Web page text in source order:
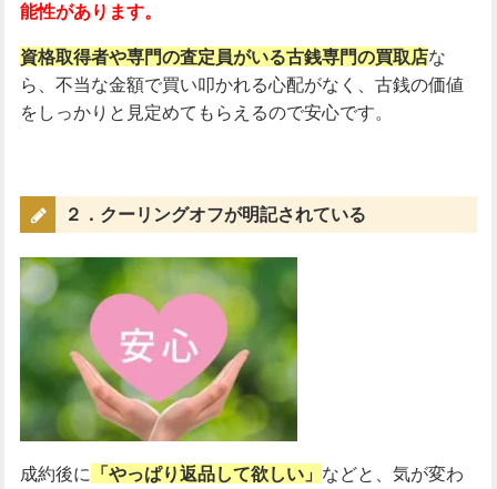
能性があります。
資格取得者や専門の査定員がいる古銭専門の買取店な
ら、不当な金額で買い叩かれる心配がなく、古銭の価値
をしっかりと見定めてもらえるので安心です。
２．クーリングオフが明記されている
成約後に 「やっぱり返品して欲しい」 などと、気が変わ